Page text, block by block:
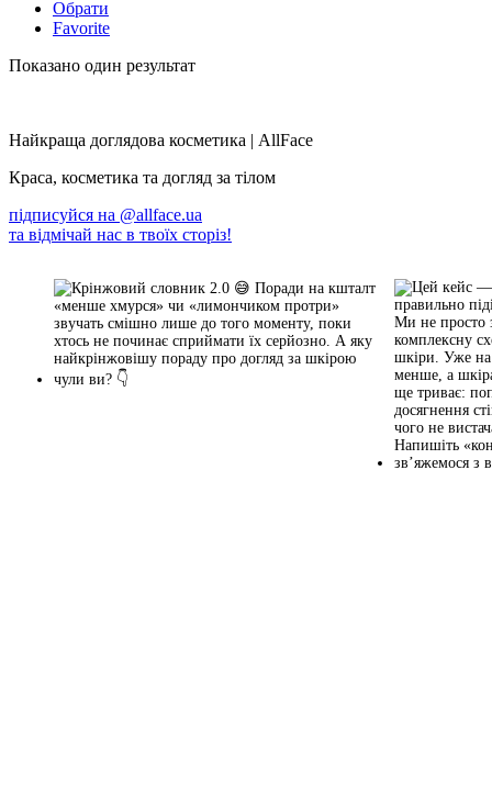
Обрати
Favorite
Показано один результат
Найкраща доглядова косметика | AllFace
Краса, косметика та догляд за тілом
підписуйся на @allface.ua
та відмічай нас в твоїх сторіз!